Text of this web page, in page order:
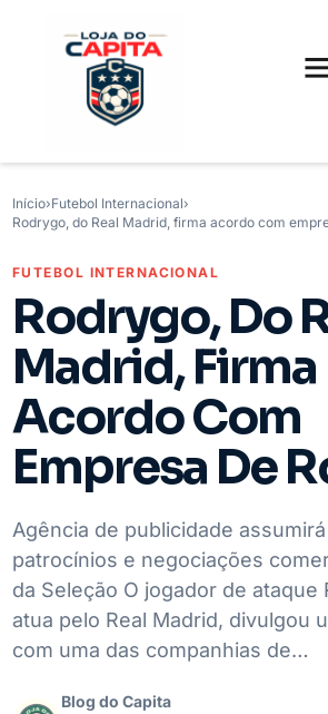
Início›Futebol Internacional›
Rodrygo, do Real Madrid, firma acordo com
FUTEBOL INTERNACIONAL
Rodrygo, Do
Madrid, Firma
Acordo Com
Empresa De
Agência de publicidade
patrocínios e negociações
da Seleção O jogador de ataque
atua pelo Real Madrid, divulgou
com uma das companhias de…
Blog do Capita